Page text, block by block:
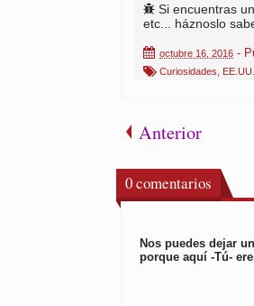
Si encuentras
etc... háznoslo
octubre 16, 2016 -
Curiosidades EE.UU.
Anterior
0comentarios
Nos puedes dejar
porque aquí -Tú-